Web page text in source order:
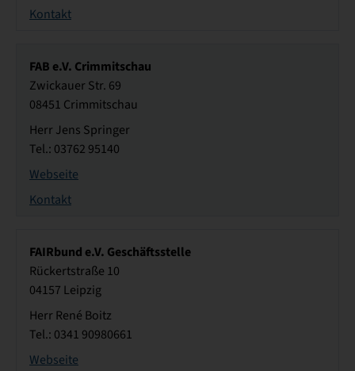
Kontakt
FAB e.V. Crimmitschau
Zwickauer Str. 69
08451 Crimmitschau
Herr Jens Springer
Tel.: 03762 95140
Webseite
Kontakt
FAIRbund e.V. Geschäftsstelle
Rückertstraße 10
04157 Leipzig
Herr René Boitz
Tel.: 0341 90980661
Webseite